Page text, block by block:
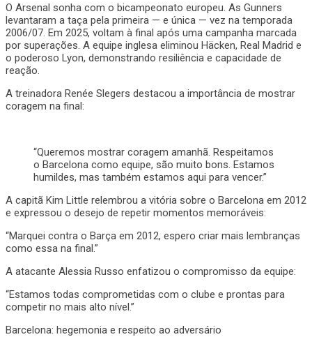
O Arsenal sonha com o bicampeonato europeu. As Gunners
levantaram a taça pela primeira — e única — vez na temporada
2006/07. Em 2025, voltam à final após uma campanha marcada
por superações. A equipe inglesa eliminou Häcken, Real Madrid e
o poderoso Lyon, demonstrando resiliência e capacidade de
reação.
A treinadora Renée Slegers destacou a importância de mostrar
coragem na final:
“Queremos mostrar coragem amanhã. Respeitamos
o Barcelona como equipe, são muito bons. Estamos
humildes, mas também estamos aqui para vencer.”
A capitã Kim Little relembrou a vitória sobre o Barcelona em 2012
e expressou o desejo de repetir momentos memoráveis:
“Marquei contra o Barça em 2012, espero criar mais lembranças
como essa na final.”
A atacante Alessia Russo enfatizou o compromisso da equipe:
“Estamos todas comprometidas com o clube e prontas para
competir no mais alto nível.”
Barcelona: hegemonia e respeito ao adversário